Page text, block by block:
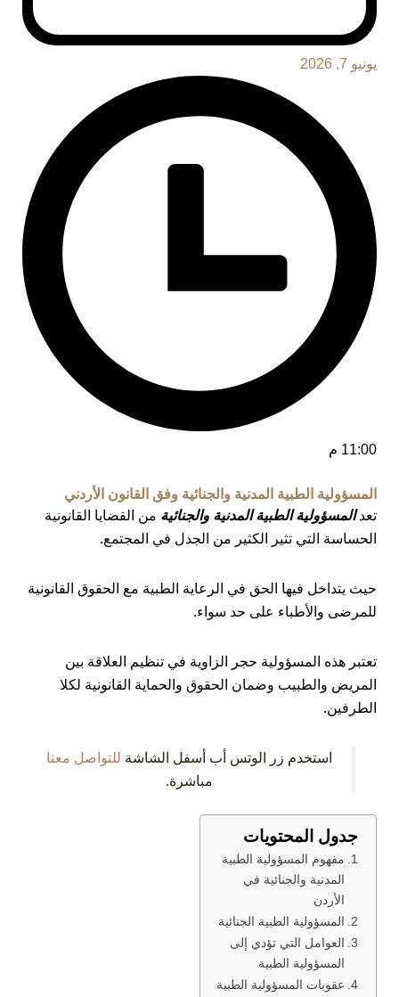
يونيو 7, 2026
11:00 م
المسؤولية الطبية المدنية والجنائية وفق القانون الأردني
تعدالمسؤولية الطبية المدنية والجنائية من القضايا القانونية
الحساسة التي تثير الكثير من الجدل في المجتمع.
حيث يتداخل فيها الحق في الرعاية الطبية مع الحقوق القانونية
للمرضى والأطباء على حد سواء.
تعتبر هذه المسؤولية حجر الزاوية في تنظيم العلاقة بين
المريض والطبيب وضمان الحقوق والحماية القانونية لكلا
الطرفين.
استخدم زر الوتس أب أسفل الشاشة للتواصل معنا
مباشرة.
جدول المحتويات
مفهوم المسؤولية الطبية
المدنية والجنائية في
الأردن
المسؤولية الطبية الجنائية
العوامل التي تؤدي إلى
المسؤولية الطبية
عقوبات المسؤولية الطبية